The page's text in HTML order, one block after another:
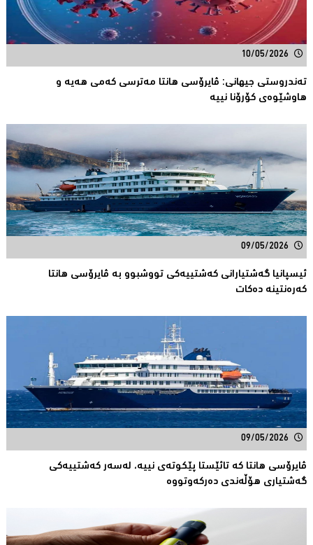
10/05/2026
تەندروستی جیهانی: ڤایرۆسی هانتا مەترسى کەمى هەیە و
هاوشێوەى كۆرۆنا نییە
09/05/2026
ئیسپانیا گەشتیارانی كەشتییەكی تووشبوو بە ڤایرۆسی هانتا
كەرەنتینە دەكات
09/05/2026
ڤایرۆسی هانتا کە تائێستا پێكوتەی نییە، لەسەر كەشتییەكی
گەشتیارى هۆڵەندی دەرکەوتووە